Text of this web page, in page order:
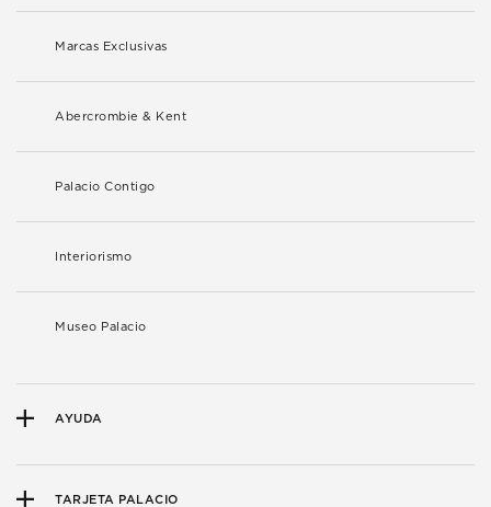
Marcas Exclusivas
Abercrombie & Kent
Palacio Contigo
Interiorismo
Museo Palacio
AYUDA
TARJETA PALACIO